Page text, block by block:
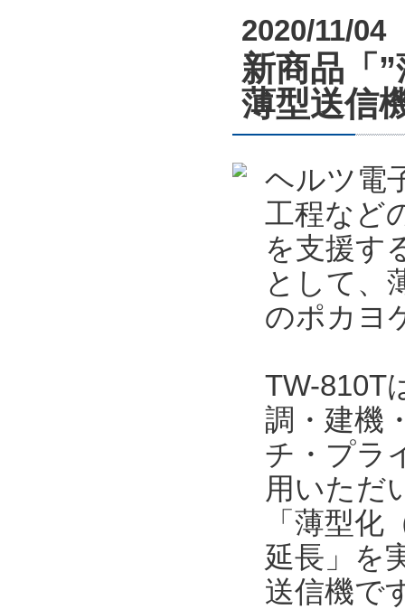
2020/11/04
新商品「
薄型送信
ヘルツ電
工程など
を支援す
として、
のポカヨ
TW-810T
調・建機
チ・プラ
用いただ
「薄型
延長」を
送信機で